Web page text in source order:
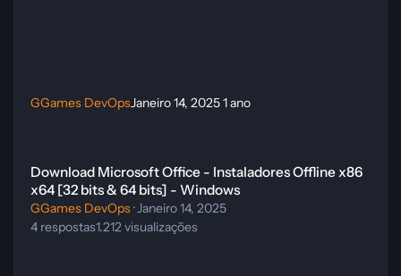
GGames DevOpsJaneiro 14, 20251 ano
Download Microsoft Office - Instaladores Offline x86
x64 [32 bits & 64 bits] - Windows
GGames DevOps·Janeiro 14, 2025
4 respostas1.212visualizações